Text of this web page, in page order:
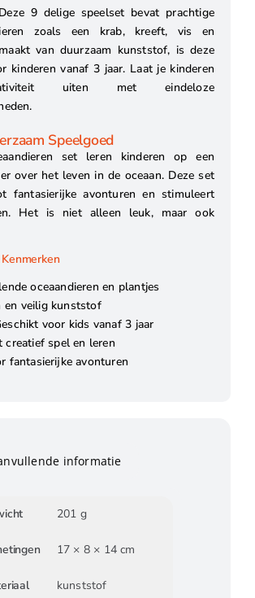
9 delige speelset bevat prachtige
zoals een krab, kreeft, vis en
van duurzaam kunststof, is deze
kinderen vanaf 3 jaar. Laat je kinderen
uiten met eindeloze
Speelgoed
set leren kinderen op een
over het leven in de oceaan. Deze set
fantasierijke avonturen en stimuleert
Het is niet alleen leuk, maar ook
oceaandieren en plantjes
en veilig kunststof
voor kids vanaf 3 jaar
creatief spel en leren
fantasierijke avonturen
informatie
201 g
17 × 8 × 14 cm
kunststof